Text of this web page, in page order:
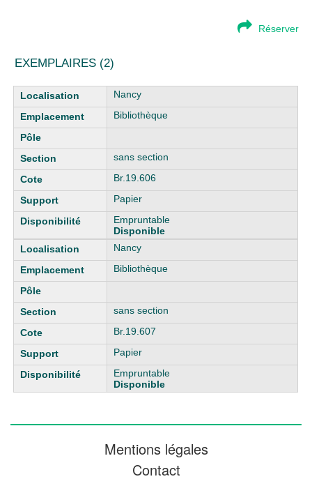
Réserver
EXEMPLAIRES (2)
Liste des exemplaires
Nancy
Bibliothèque
sans section
Br.19.606
Papier
Empruntable
Disponible
Nancy
Bibliothèque
sans section
Br.19.607
Papier
Empruntable
Disponible
Mentions légales
Contact